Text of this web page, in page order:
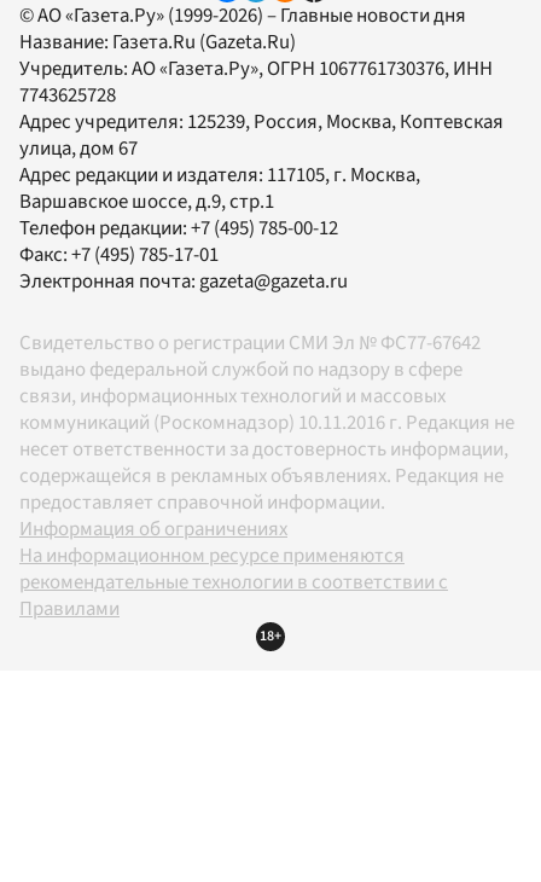
© АО «Газета.Ру» (1999-2026) – Главные новости дня
Название: Газета.Ru (Gazeta.Ru)
Учредитель:АО «Газета.Ру», ОГРН 1067761730376, ИНН
7743625728
Адрес учредителя: 125239, Россия, Москва, Коптевская
улица, дом 67
Адрес редакции и издателя: 117105, г. Москва,
Варшавское шоссе, д.9, стр.1
Телефон редакции:+7 (495) 785-00-12
Факс:+7 (495) 785-17-01
Электронная почта:gazeta@gazeta.ru
Свидетельство о регистрации СМИ Эл № ФС77-67642
выдано федеральной службой по надзору в сфере
связи, информационных технологий и массовых
коммуникаций (Роскомнадзор) 10.11.2016 г. Редакция не
несет ответственности за достоверность информации,
содержащейся в рекламных объявлениях. Редакция не
предоставляет справочной информации.
Информация об ограничениях
На информационном ресурсе применяются
рекомендательные технологии в соответствии с
Правилами
18+